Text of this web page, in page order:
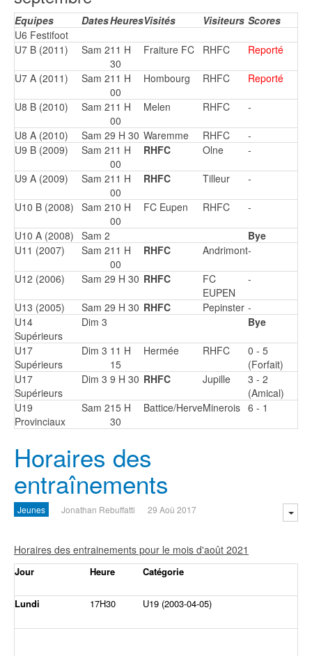
Equipes DatesHeuresVisités Visiteurs Scores
U6 Festifoot
U7 B (2011)
Sam 211 H
30
Fraiture FC RHFC Reporté
U7 A (2011) Sam 211 H
00
Hombourg RHFC Reporté
U8 B (2010) Sam 211 H
00
Melen RHFC -
U8 A (2010) Sam 29 H 30 Waremme RHFC
-
U9 B (2009)
Sam 211 H
00
RHFC Olne -
U9 A (2009) Sam 211 H
00
RHFC Tilleur -
U10 B (2008) Sam 210 H
00
FC Eupen RHFC -
U10 A (2008) Sam 2
Bye
U11 (2007)
Sam 211 H
00
RHFC Andrimont-
U12 (2006) Sam 29 H 30 RHFC
FC
EUPEN
-
U13 (2005) Sam 29 H 30 RHFC Pepinster -
U14
Supérieurs
Dim 3 Bye
U17
Supérieurs
Dim 3 11 H
15
Hermée RHFC
0 - 5
(Forfait)
U17
Supérieurs
Dim 3 9 H 30 RHFC Jupille
3 - 2
(Amical)
U19
Provinciaux
Sam 215 H
30
Battice/HerveMinerois 6 - 1
Horaires des
entraînements
Jeunes Jonathan Rebuffatti 29 Aoû 2017
Horaires des entrainements pour le mois d'août 2021
Jour Heure Catégorie
Lundi 17H30 U19 (2003-04-05)